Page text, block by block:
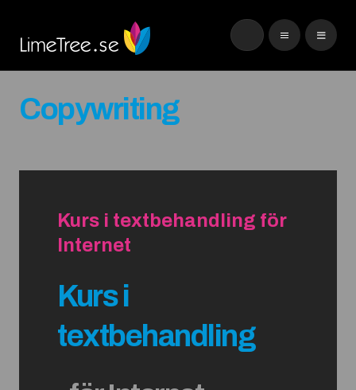
Copywriting
Kurs i textbehandling för
Internet
Kurs i
textbehandling